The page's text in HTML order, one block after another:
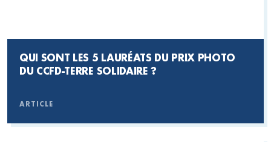
QUI SONT LES 5 LAURÉATS DU PRIX PHOTO
DU CCFD-TERRE SOLIDAIRE ?
ARTICLE